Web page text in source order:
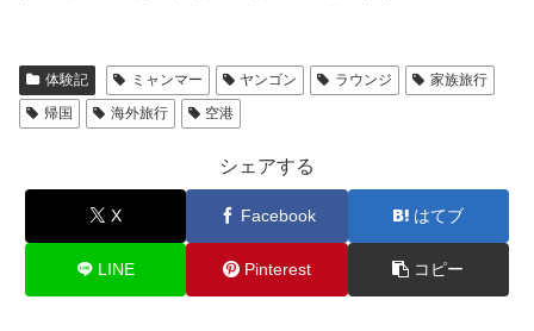
体験記 ミャンマー ヤンゴン ラウンジ
家族旅行
帰国
海外旅行 空港
シェアする
X Facebook はてブ
LINE Pinterest コピー